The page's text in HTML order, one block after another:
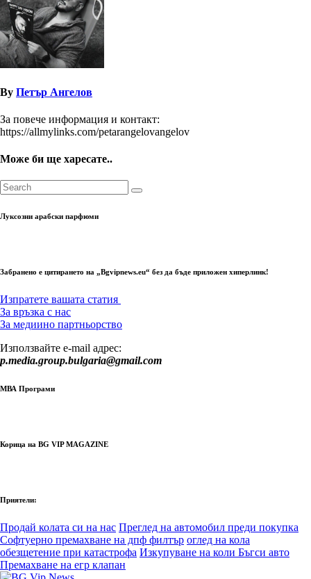
By Петър Ангелов
За повече информация и контакт:
https://allmylinks.com/petarangelovangelov
Може би ще харесате..
Луксозни арабски парфюми
Забранено е цитирането на „Bgvipnews.eu“ без да бъде приложен хиперлинк!
Изпратете вашата статия
За връзка с нас
За медиино партньорство
Използвайте e-mail адрес:
p.media.group.bulgaria@gmail.com
МВА Програми
Корица на BG VIP MAGAZINE
Приятели:
Продай колата си на нас Преглед на автомобил преди покупка
Софтуерно премахване на дпф филтър оглед на кола
обезщетение при катастрофа Изкупуване на коли Бъгси авто
Премахване на егр клапан